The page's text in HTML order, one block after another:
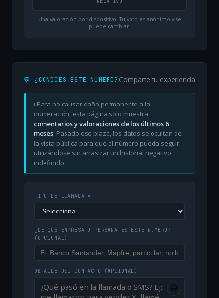
Una valoración por dispositivo. Tu voto es anónimo y se
puede cambiar.
💬 ¿CONOCES ESTE NÚMERO? Comparte tu experiencia
ℹ️ Para no causar daño permanente a la
numeración, esta página solo muestra
comentarios y valoraciones de los últimos 6
meses. Pasado ese plazo, los datos se ocultan de
la vista pública para que el número pueda seguir
utilizándose sin arrastrar un historial negativo
indefinido.
TIPO DE LLAMADA *
¿DE QUÉ EMPRESA O PERSONA ES ESTE NÚMERO?
(OPCIONAL)
DETALLE DEL CONTACTO (OPCIONAL)
😀